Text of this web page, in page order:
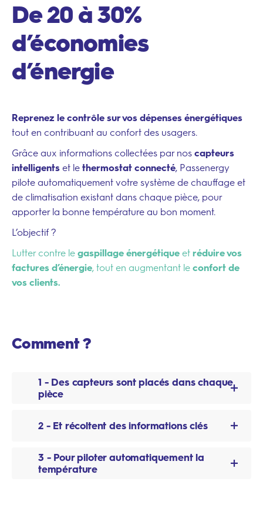
De 20 à 30%
d’économies
d’énergie
Reprenez le contrôle sur vos dépenses énergétiques
tout en contribuant au confort des usagers.
Grâce aux informations collectées par nos capteurs
intelligents et le thermostat connecté, Passenergy
pilote automatiquement votre système de chauffage et
de climatisation existant dans chaque pièce, pour
apporter la bonne température au bon moment.
L’objectif ?
Lutter contre le gaspillage énergétique et réduire vos
factures d’énergie, tout en augmentant le confort de
vos clients.
Comment ?
1 - Des capteurs sont placés dans chaque
pièce
Fruit de 5 ans de R&D, nous installons des capteurs
câblage, en
Zigbee
Capteur d’ouverture de porte et de fenêtre
2 - Et récoltent des informations clés
La température ambiante, la présence active du
client, une fenêtre ouverte… sont autant de
3 - Pour piloter automatiquement la
température